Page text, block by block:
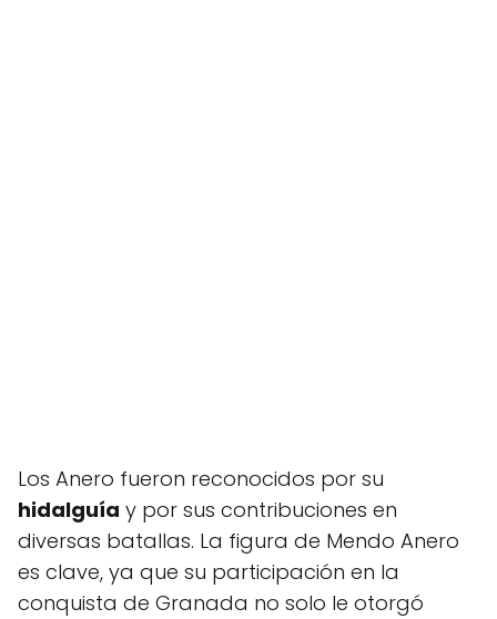
Los Anero fueron reconocidos por su
hidalguía y por sus contribuciones en
diversas batallas. La figura de Mendo Anero
es clave, ya que su participación en la
conquista de Granada no solo le otorgó